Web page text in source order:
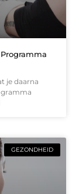
je daarna
GEZONDHEID